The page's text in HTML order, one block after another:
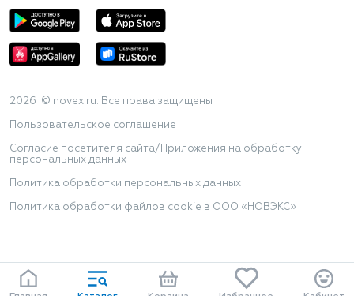
2026 © novex.ru. Все права защищены
Пользовательское соглашение
Согласие посетителя сайта/Приложения на обработку
персональных данных
Политика обработки персональных данных
Политика обработки файлов cookie в ООО «НОВЭКС»